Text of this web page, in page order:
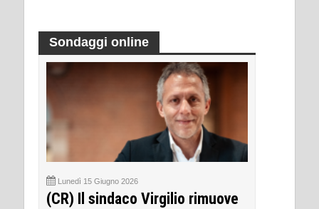
Sondaggi online
Lunedì 15 Giugno 2026
(CR) Il sindaco Virgilio rimuove